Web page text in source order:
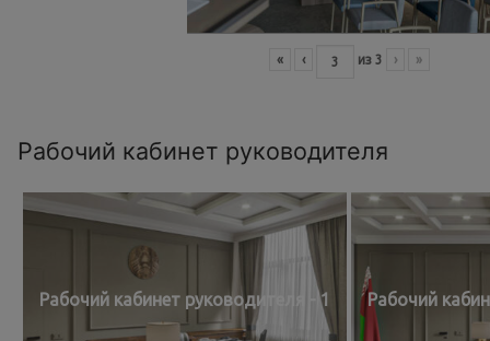
« ‹ из 3 › »
Рабочий кабинет руководителя
Рабочий кабинет руководителя - 1 Рабочий